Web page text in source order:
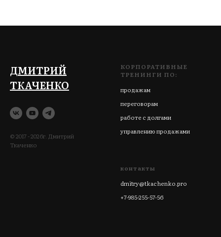
ДМИТРИЙ
ТКАЧЕНКО
© 2017 - 2026г. Дмитрий
Ткаченко
КОРПОРАТИВНЫЕ
ТРЕНИНГИ ПО:
продажам
переговорам
работе с долгами
управлению продажами
контакты
dmitry@tkachenko.pro
+7-985-255-57-56